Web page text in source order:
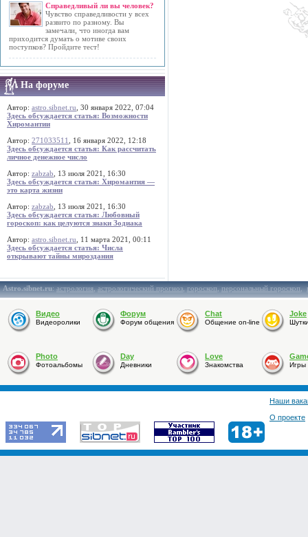
Справедливый ли вы человек?
Чувство справедливости у всех
развито по разному. Вы
замечали, что иногда вам
приходится думать о мотиве своих
поступков? Пройдите тест!
На форуме
Автор: astro.sibnet.ru , 30 января 2022, 07:04
Здесь обсуждается статья: Возможности
Хиромантии
Автор: 271033511
, 16 января 2022, 12:18
Здесь обсуждается статья: Как рассчитать
личное денежное число
Автор: zabzab , 13 июля 2021, 16:30
Здесь обсуждается статья: Хиромантия —
это карта жизни
Автор: zabzab , 13 июля 2021, 16:30
Здесь обсуждается статья: Любовный
гороскоп: как целуются знаки Зодиака
Автор: astro.sibnet.ru , 11 марта 2021, 00:11
Здесь обсуждается статья: Числа
открывают тайны мироздания
Astro.sibnet.ru:астрология,астрологический прогноз,гороскоп,персональный гороскоп,
Видео
Видеоролики
Форум
Форум общения
Chat
Общение on-line
Joke
Photo
Фотоальбомы
Day
Дневники
Love
Знакомства Игры
Наши
О проекте